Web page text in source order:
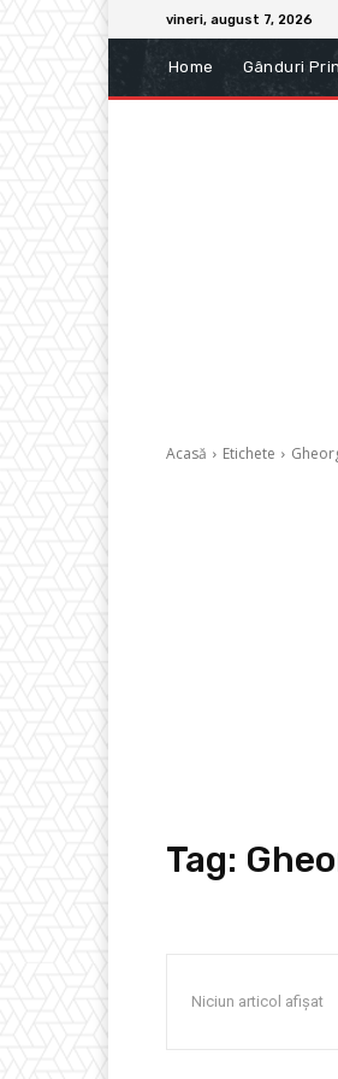
vineri, august 7, 2026
Home Gânduri
Acasă Etichete
Tag:
Niciun articol afișat